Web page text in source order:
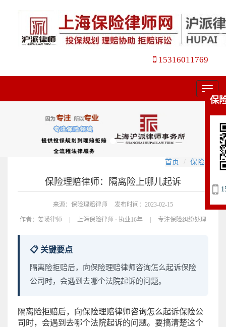
15316011769
菜
单
首页 保险理赔
保险理赔律师：隔离险上哪儿起诉
来源：保险理赔律师 发布时间：2023-02-15
作者： 姜瑛律师 | 上海保险律师 · 执业16年 | 专注保险纠纷处理
📋 关键要点
隔离险拒赔后，向保险理赔律师咨询怎么起诉保险
公司时，会遇到去哪个法院起诉的问题。
隔离险拒赔后，向保险理赔律师咨询怎么起诉保险公
司时，会遇到去哪个法院起诉的问题。要搞清楚这个
保